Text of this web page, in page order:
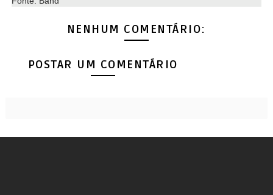
NENHUM COMENTÁRIO:
POSTAR UM COMENTÁRIO